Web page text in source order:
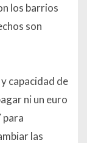
los barrios
son
capacidad de
ni un euro
para
las